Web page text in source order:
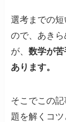
選考までの
ので、あき
が、数学が
あります。
そこでこの
題を解くコ